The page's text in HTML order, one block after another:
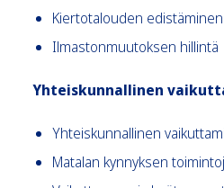
Kiertotalouden edistäminen
Ilmastonmuutoksen hillintä
Yhteiskunnallinen
Yhteiskunnallinen
Matalan kynnyksen